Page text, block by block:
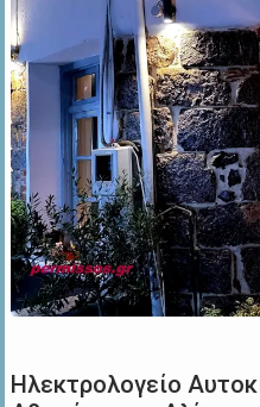
Ηλεκτρολογείο